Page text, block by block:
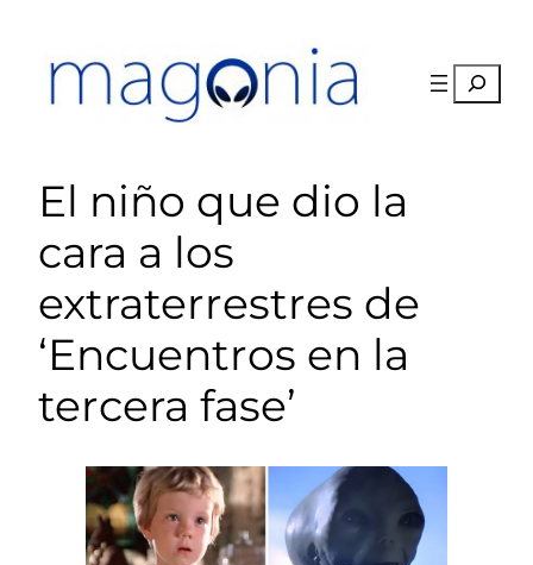
contenido
Buscar
El niño que dio la
cara a los
extraterrestres de
‘Encuentros en la
tercera fase’